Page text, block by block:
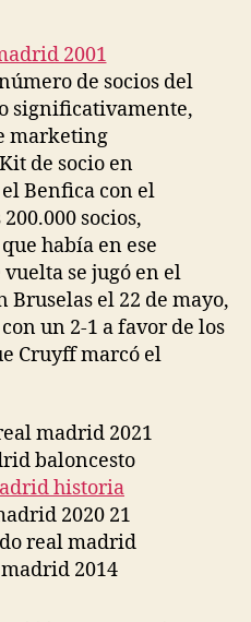
de socios del
significativamente,
marketing
de socio en
Benfica con el
socios,
había en ese
se jugó en el
Bruselas el 22 de mayo,
un 2-1 a favor de los
Cruyff marcó el